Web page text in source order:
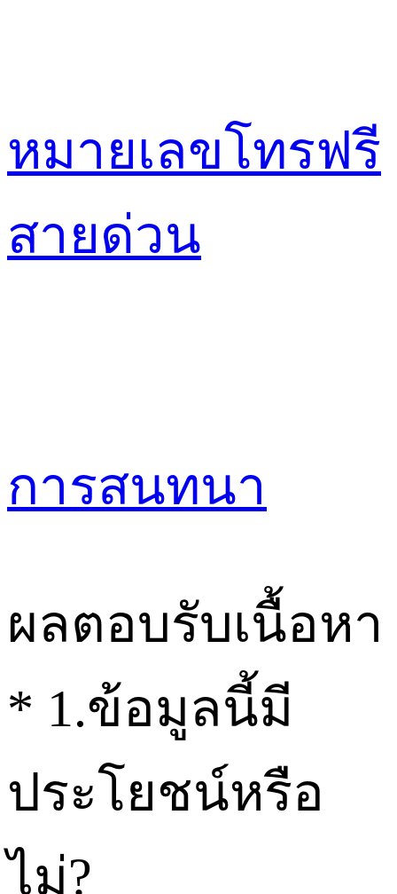
หมายเลขโทรฟรี
สายด่วน
การสนทนา
ผลตอบรับเนื้อหา
* 1.ข้อมูลนี้มี
ประโยชน์หรือ
ไม่?